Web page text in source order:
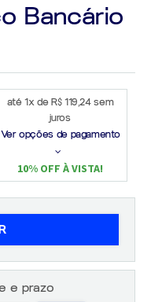
Bancário
até 1x de R$ 119,24 sem
juros
Ver opções de pagamento
10% OFF À VISTA!
e prazo